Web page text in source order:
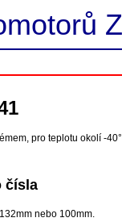
pro teplotu okolí -
čísla
nebo 100mm.